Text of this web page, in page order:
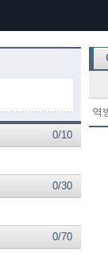
0/10
0/30
0/70
역